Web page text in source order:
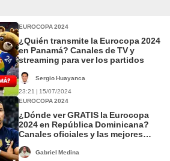
EUROCOPA 2024
¿Quién transmite la Eurocopa 2024
en Panamá? Canales de TV y
streaming para ver los partidos
Sergio Huayanca
23:21 | 15/07/2024
EUROCOPA 2024
¿Dónde ver GRATIS la Eurocopa
2024 en República Dominicana?
Canales oficiales y las mejores
Gabriel Medina